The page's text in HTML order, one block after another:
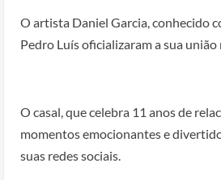
O artista Daniel Garcia, conhecido
Pedro Luís oficializaram a sua
O casal, que celebra 11 anos de
momentos emocionantes e
suas redes sociais.